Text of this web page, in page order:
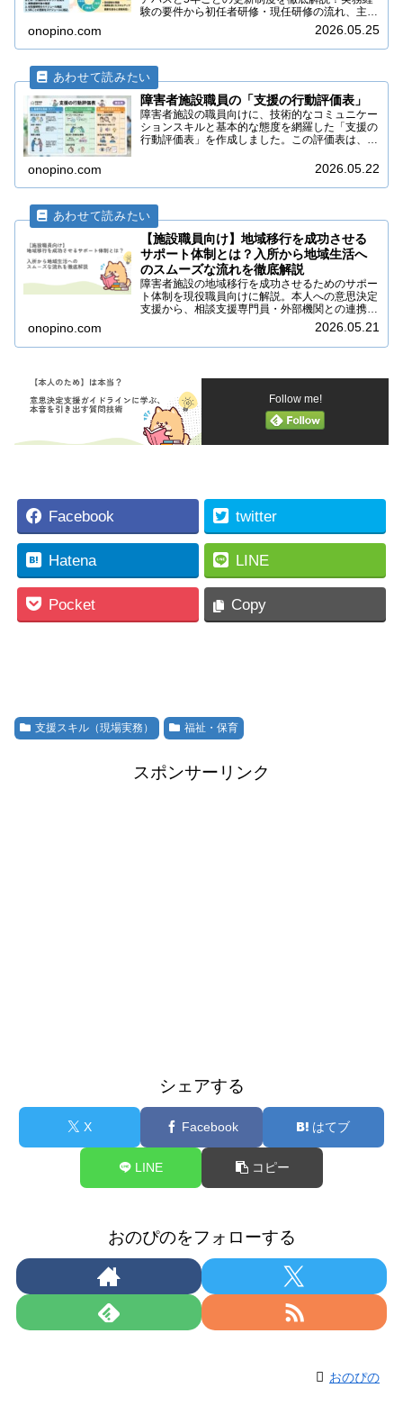
験の要件から初任者研修・現任研修の流れ、主任
相談支援専門員へのステップアップまで図解で紹
介。資格失効を防ぐための注意点も網羅した完全
ガイドです。
onopino.com 2026.05.25
障害者施設職員の「支援の行動評価表」
障害者施設の職員向けに、技術的なコミュニケー
ションスキルと基本的な態度を網羅した「支援の
行動評価表」を作成しました。この評価表は、
つなげるためのツールとして活用いただけます。
onopino.com 2026.05.22
【施設職員向け】地域移行を成功させる
サポート体制とは？入所から地域生活へ
のスムーズな流れを徹底解説
障害者施設の地域移行を成功させるためのサポー
ト体制を現役職員向けに解説。本人への意思決定
支援から、相談支援専門員・外部機関との連携、
地域定着支援のポイントまで具体的に紹介しま
す。「不安」を「安心」に変え、利用者の自立を
支える実践的なガイドです。
onopino.com 2026.05.21
Follow me!
Facebook twitter
Hatena LINE
Pocket Copy
支援スキル（現場実務） 福祉・保育
スポンサーリンク
シェアする
X Facebook はてブ
LINE コピー
おのぴのをフォローする
おのぴの